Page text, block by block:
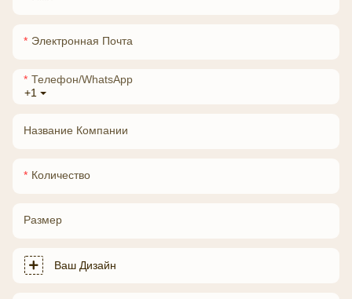
Электронная Почта
+1
Телефон/WhatsApp
Название Компании
Количество
Размер
Ваш Дизайн